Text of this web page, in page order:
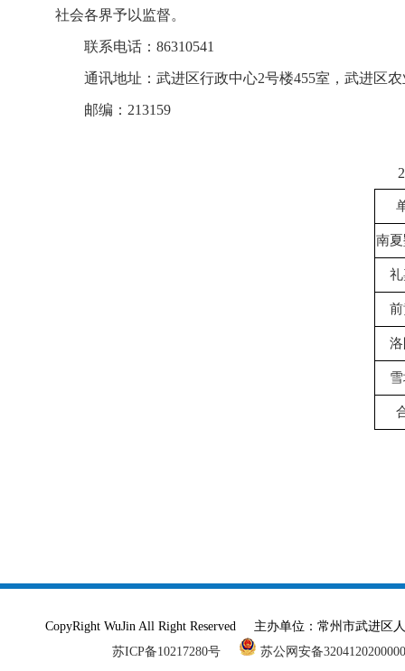
社会各界予以监督。
联系电话：86310541
通讯地址：武进区行政中心2号楼455室，武进区
邮编：213159
南
CopyRight WuJin All Right Reserved 主办单位：常州市武进
苏ICP备10217280号
苏公网安备